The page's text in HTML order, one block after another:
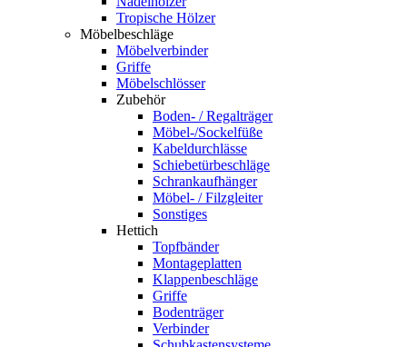
Tropische Hölzer
Möbelbeschläge
Möbelverbinder
Griffe
Möbelschlösser
Zubehör
Boden- / Regalträger
Möbel-/Sockelfüße
Kabeldurchlässe
Schiebetürbeschläge
Schrankaufhänger
Möbel- / Filzgleiter
Sonstiges
Hettich
Topfbänder
Montageplatten
Klappenbeschläge
Griffe
Bodenträger
Verbinder